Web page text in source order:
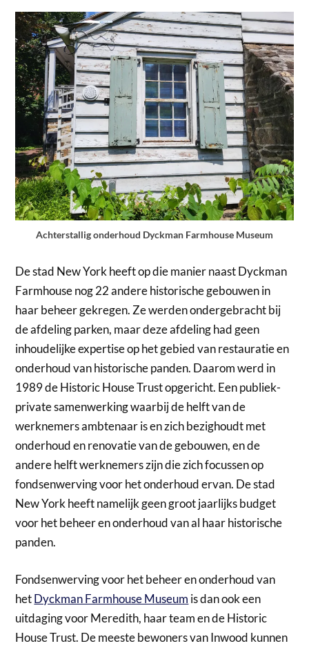
Achterstallig onderhoud Dyckman Farmhouse Museum
De stad New York heeft op die manier naast Dyckman
Farmhouse nog 22 andere historische gebouwen in
haar beheer gekregen. Ze werden ondergebracht bij
de afdeling parken, maar deze afdeling had geen
inhoudelijke expertise op het gebied van restauratie en
onderhoud van historische panden. Daarom werd in
1989 de Historic House Trust opgericht. Een publiek-
private samenwerking waarbij de helft van de
werknemers ambtenaar is en zich bezighoudt met
onderhoud en renovatie van de gebouwen, en de
andere helft werknemers zijn die zich focussen op
fondsenwerving voor het onderhoud ervan. De stad
New York heeft namelijk geen groot jaarlijks budget
voor het beheer en onderhoud van al haar historische
panden.
Fondsenwerving voor het beheer en onderhoud van
hetDyckman Farmhouse Museum is dan ook een
uitdaging voor Meredith, haar team en de Historic
House Trust. De meeste bewoners van Inwood kunnen